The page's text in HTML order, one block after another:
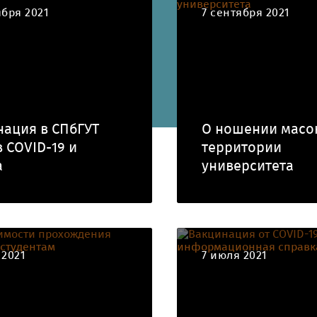
2021
в СПбГУТ
19 и
7 сентября 2021
О ношении
территории
университета
7 июля 2021